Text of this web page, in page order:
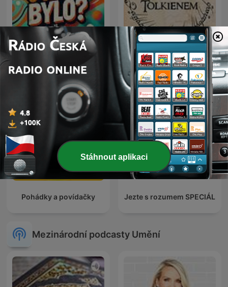
Sakra, o čem to bylo? Toulky s Tolkienem
Pohádky a povídačky Jezte s rozumem SPECIÁL
Mezinárodní podcasty Umění
Stáhnout aplikaci